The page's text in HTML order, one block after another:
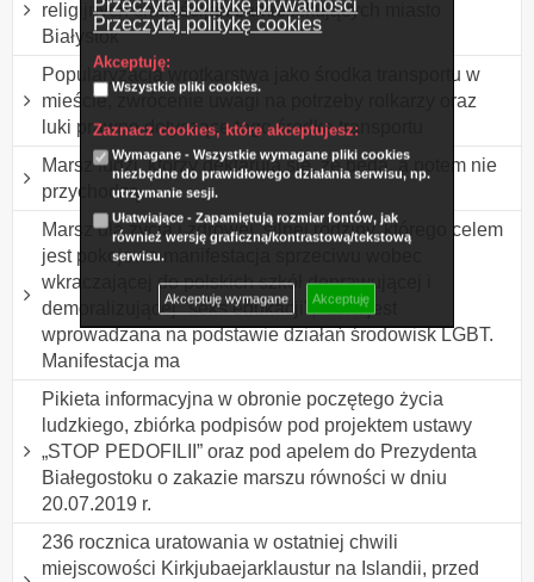
Przeczytaj politykę prywatności
Przeczytaj politykę cookies
Akceptuję:
Wszystkie pliki cookies.
Zaznacz cookies, które akceptujesz:
Wymagane - Wszystkie wymagane pliki cookies
niezbędne do prawidłowego działania serwisu, np.
utrzymanie sesji.
Ułatwiające - Zapamiętują rozmiar fontów, jak
również wersję graficzną/kontrastową/tekstową
serwisu.
Akceptuję wymagane Akceptuję
religijnych chrześcijan zamieszkujących miasto
Białystok
Popularyzacja wrotkarstwa jako środka transportu w
mieście, zwrócenie uwagi na potrzeby rolkarzy oraz
luki prawne dotyczące tego środka transportu
Marsz ludzi, którzy deklarują się, że będą, a potem nie
przychodzą.
Marsz dla życia i zdrowej, silnej rodziny, którego celem
jest pokojowa manifestacja sprzeciwu wobec
wkraczającej do polskich szkół deprawującej i
demoralizującej "seks edukacji", która jest
wprowadzana na podstawie działań środowisk LGBT.
Manifestacja ma
Pikieta informacyjna w obronie poczętego życia
ludzkiego, zbiórka podpisów pod projektem ustawy
„STOP PEDOFILII” oraz pod apelem do Prezydenta
Białegostoku o zakazie marszu równości w dniu
20.07.2019 r.
236 rocznica uratowania w ostatniej chwili
miejscowości Kirkjubaejarklaustur na Islandii, przed